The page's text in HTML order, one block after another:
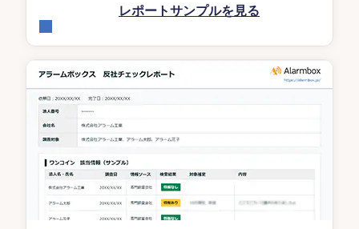
レポートサンプルを見る